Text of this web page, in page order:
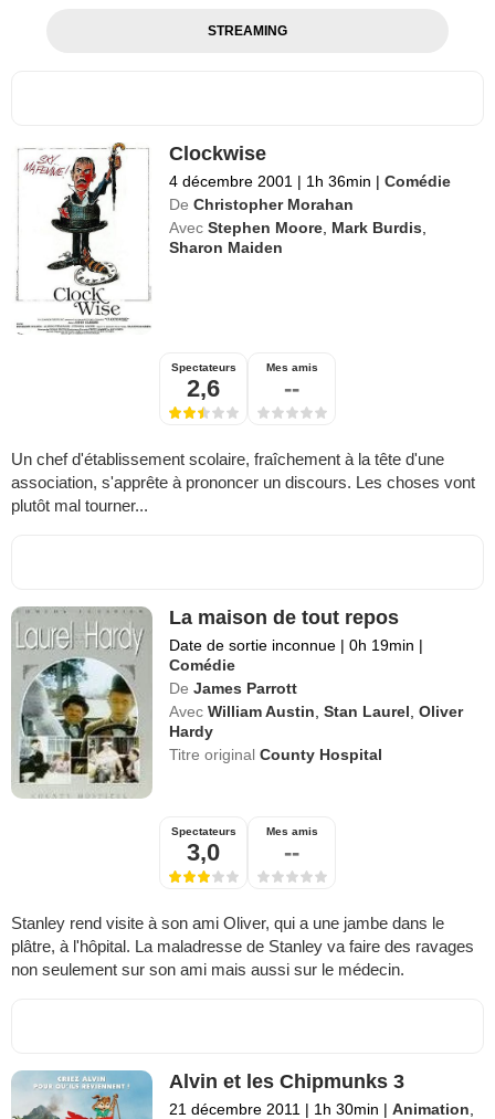
STREAMING
Clockwise
4 décembre 2001 | 1h 36min | Comédie
De Christopher Morahan
Avec Stephen Moore Mark Burdis
Sharon Maiden
Spectateurs
2,6
Mes amis
--
Un chef d'établissement scolaire, fraîchement à la tête d'une
association, s'apprête à prononcer un discours. Les choses vont
plutôt mal tourner...
La maison de tout repos
Date de sortie inconnue | 0h 19min |
Comédie
De James Parrott
Avec William Austin ,Stan Laurel ,Oliver
Hardy
Titre originalCounty Hospital
Spectateurs
3,0
Mes amis
--
Stanley rend visite à son ami Oliver, qui a une jambe dans le
plâtre, à l'hôpital. La maladresse de Stanley va faire des ravages
non seulement sur son ami mais aussi sur le médecin.
Alvin et les Chipmunks 3
21 décembre 2011 | 1h 30min | Animation